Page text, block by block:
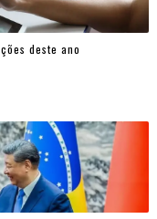
deste ano